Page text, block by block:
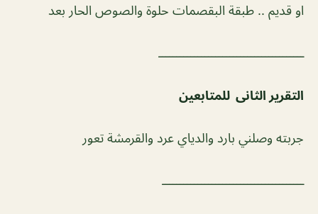
او قديم .. طبقة البقصمات حلوة والصوص الحار بعد
ـــــــــــــــــــــــــــــــــــــــــ
التقرير الثانى للمتابعين
جربته وصلني بارد والدياي عرد والقرمشة تعور
ــــــــــــــــــــــــــــــــــــــــ